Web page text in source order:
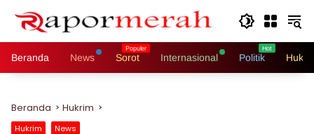
Beranda News Sorot Internasional Politik
Beranda Hukrim
Hukrim News